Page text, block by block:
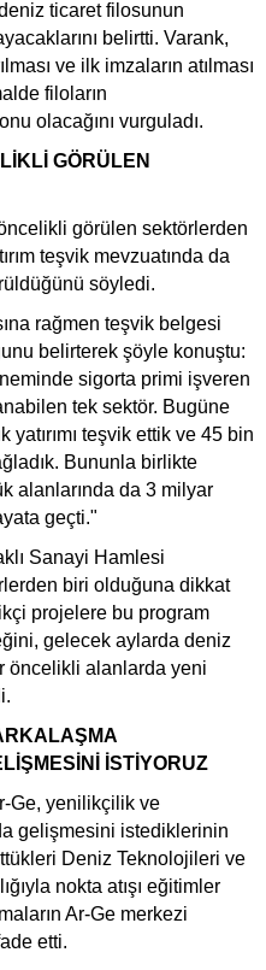
ticaret filosunun
belirtti. Varank,
ve ilk imzaların atılması
filoların
olacağını vurguladı.
GÖRÜLEN
görülen sektörlerden
teşvik mevzuatında da
söyledi.
rağmen teşvik belgesi
belirterek şöyle konuştu:
sigorta primi işveren
tek sektör. Bugüne
teşvik ettik ve 45 bin
Bununla birlikte
alanlarında da 3 milyar
geçti."
Sanayi Hamlesi
biri olduğuna dikkat
projelere bu program
gelecek aylarda deniz
öncelikli alanlarda yeni
İSTİYORUZ
Ge, yenilikçilik ve
gelişmesini istediklerinin
Deniz Teknolojileri ve
nokta atışı eğitimler
Ar-Ge merkezi
etti.